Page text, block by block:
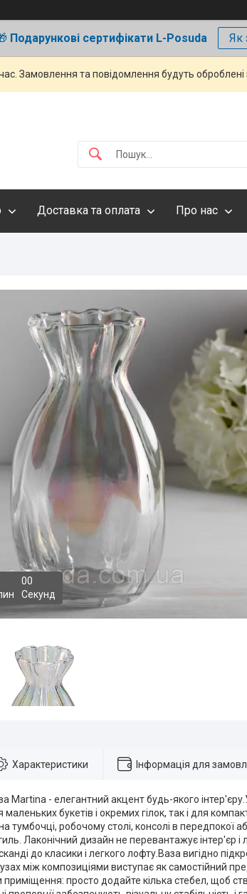
Подарункові сертифікати L-Posuda Як
Замовлення та повідомлення будуть
Доставка та оплата Про нас
00
Секунд
Характеристики Інформація для
Martina - елегантний акцент будь-якого
букетів і окремих гілок, так і для
тумбочці, робочому столі, консолі в передпокої
Лаконічний дизайн не перевантажує інтер'єр
сканді до класики і легкого лофту.Ваза вигідно
між композиціями виступає як самостійний
просто додайте кілька стебел, щоб